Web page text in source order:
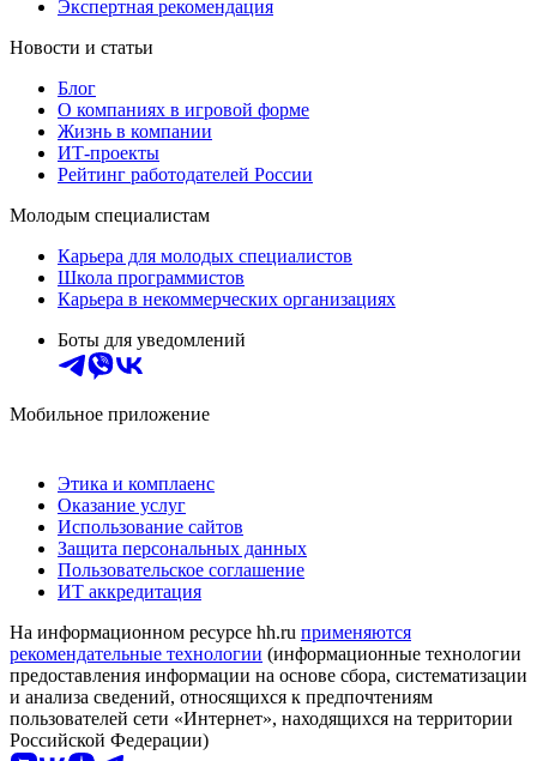
Экспертная рекомендация
Новости и статьи
Блог
О компаниях в игровой форме
Жизнь в компании
ИТ-проекты
Рейтинг работодателей России
Молодым специалистам
Карьера для молодых специалистов
Школа программистов
Карьера в некоммерческих организациях
Боты для уведомлений
Мобильное приложение
Этика и комплаенс
Оказание услуг
Использование сайтов
Защита персональных данных
Пользовательское соглашение
ИТ аккредитация
На информационном ресурсе hh.ru применяются
рекомендательные технологии (информационные технологии
предоставления информации на основе сбора, систематизации
и анализа сведений, относящихся к предпочтениям
пользователей сети «Интернет», находящихся на территории
Российской Федерации)